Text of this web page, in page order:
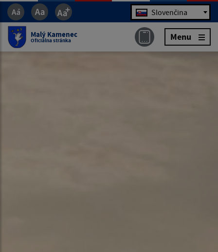
Jazyk Slovenčina
Malý Kamenec
Oficiálna stránka Menu